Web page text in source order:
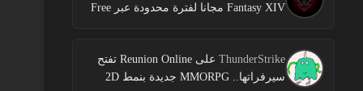
Fantasy XIV مجانا لفترة محدودة عبر Free
ThunderStrike على
Reunion Online تفتح
سيرفراتها.. MMORPG جديدة بنمط 2D